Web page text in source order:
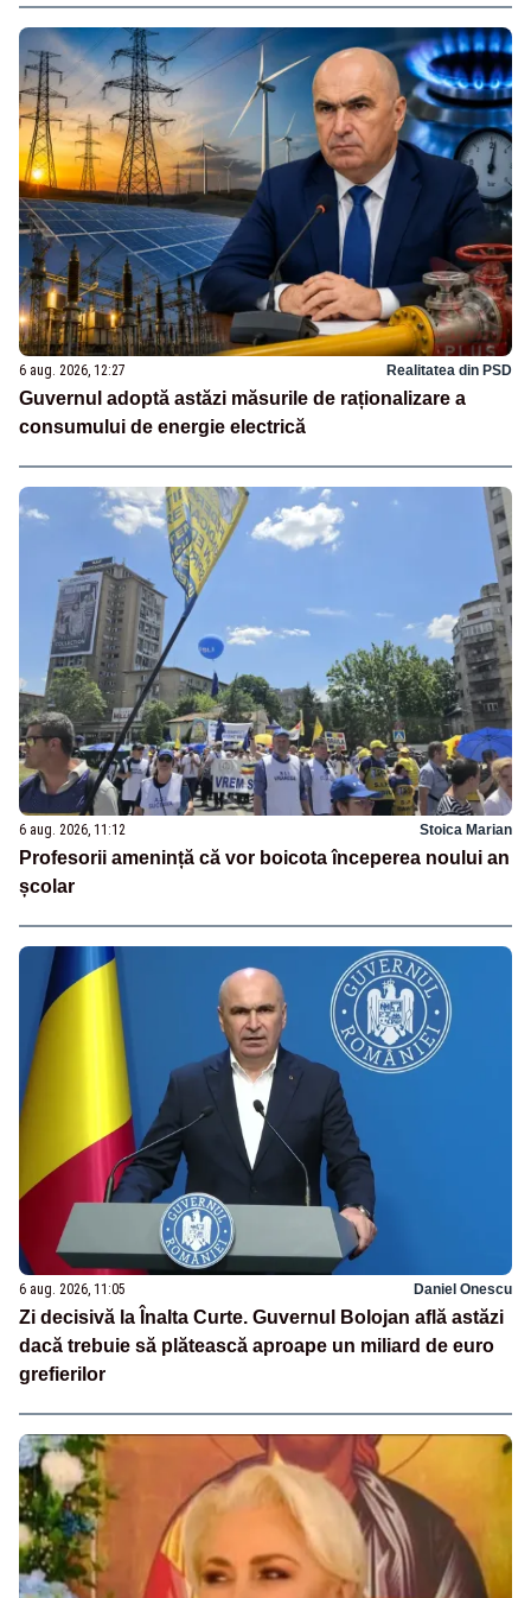
6 aug. 2026, 12:27 Realitatea din PSD
Guvernul adoptă astăzi măsurile de raționalizare a
consumului de energie electrică
6 aug. 2026, 11:12 Stoica Marian
Profesorii amenință că vor boicota începerea noului an
școlar
6 aug. 2026, 11:05 Daniel Onescu
Zi decisivă la Înalta Curte. Guvernul Bolojan află astăzi
dacă trebuie să plătească aproape un miliard de euro
grefierilor